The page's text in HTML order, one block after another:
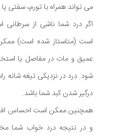
می تواند همراه با تورم، سفتی
اگر درد شما ناشی از
است (متاستاز شده است)
عمیق و مات در مفاصل یا
شود. درد در نزدیکی تیغه شانه
درگیر شدن کبد شما باشد.
همچنین ممکن است احساس
و در نتیجه درد خواب شما